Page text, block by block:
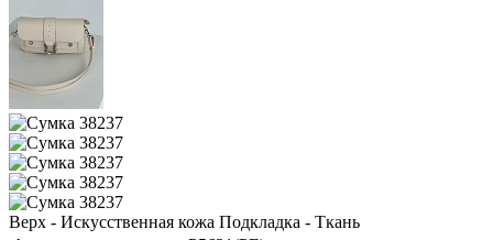
Верх - Искусственная кожа Подкладка - Ткань